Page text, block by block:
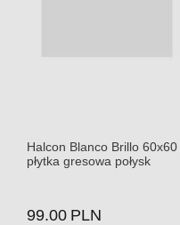
Halcon Blanco Brillo 60x60
płytka gresowa połysk
99.00 PLN